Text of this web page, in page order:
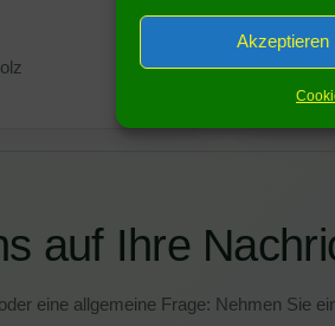
Akzeptieren
auf Ihre
eine allgemeine Frage: Nehmen Sie